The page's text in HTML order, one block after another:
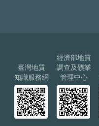
臺灣地質
知識服務網
經濟部地質
調查及礦業
管理中心